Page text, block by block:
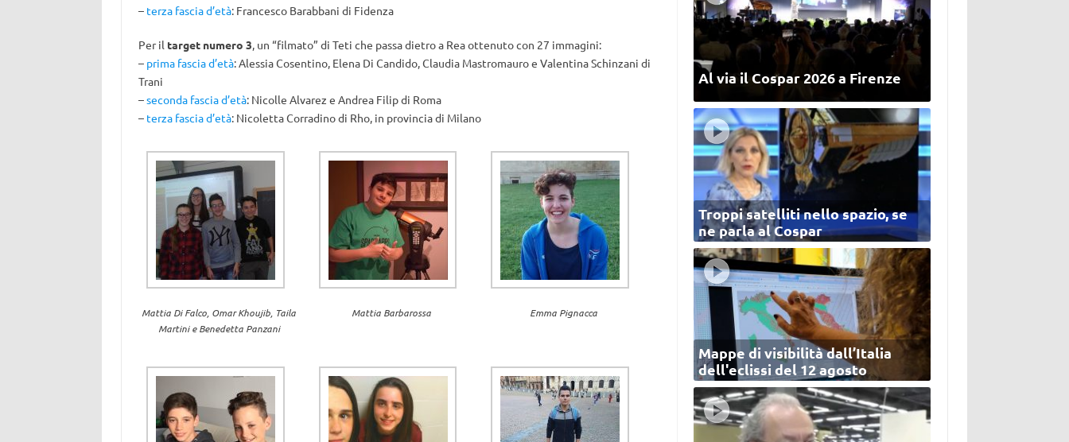
– terza fascia d’età: Francesco Barabbani di Fidenza
Per il target numero 3, un “filmato” di Teti che passa dietro a Rea ottenuto con 27 immagini:
– prima fascia d’età: Alessia Cosentino, Elena Di Candido, Claudia Mastromauro e Valentina Schinzani di
Trani
–seconda fascia d’età: Nicolle Alvarez e Andrea Filip di Roma
– terza fascia d’età: Nicoletta Corradino di Rho, in provincia di Milano
Mattia Di Falco, Omar Khoujib, Taila
Martini e Benedetta Panzani
Mattia Barbarossa Emma Pignacca
Al via il Cospar 2026 a Firenze
Troppi satelliti nello spazio, se
ne parla al Cospar
Mappe di visibilità dall’Italia
dell'eclissi del 12 agosto